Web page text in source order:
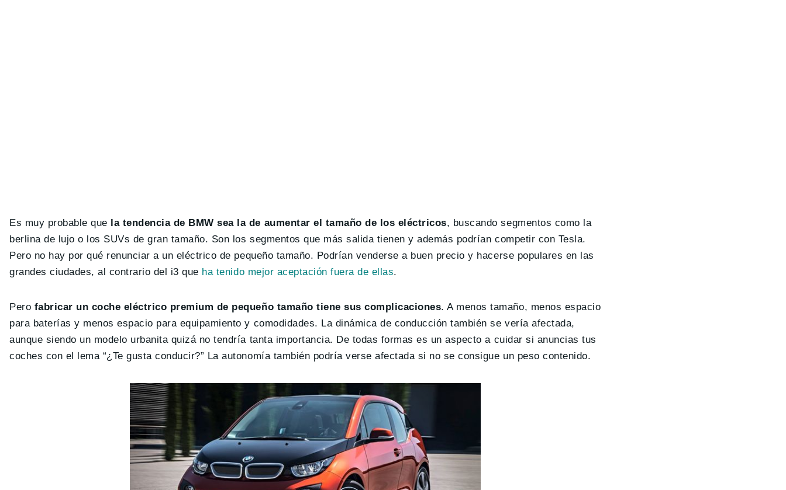
Es muy probable que la tendencia de BMW sea la de aumentar el tamaño de los eléctricos, buscando segmentos como la
berlina de lujo o los SUVs de gran tamaño. Son los segmentos que más salida tienen y además podrían competir con Tesla.
Pero no hay por qué renunciar a un eléctrico de pequeño tamaño. Podrían venderse a buen precio y hacerse populares en las
grandes ciudades, al contrario del i3 que ha tenido mejor aceptación fuera de ellas.
Pero fabricar un coche eléctrico premium de pequeño tamaño tiene sus complicaciones. A menos tamaño, menos espacio
para baterías y menos espacio para equipamiento y comodidades. La dinámica de conducción también se vería afectada,
aunque siendo un modelo urbanita quizá no tendría tanta importancia. De todas formas es un aspecto a cuidar si anuncias tus
coches con el lema “¿Te gusta conducir?” La autonomía también podría verse afectada si no se consigue un peso contenido.